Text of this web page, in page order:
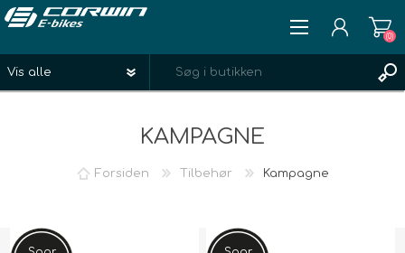
(0)
KAMPAGNE
Forsiden Tilbehør Kampagne